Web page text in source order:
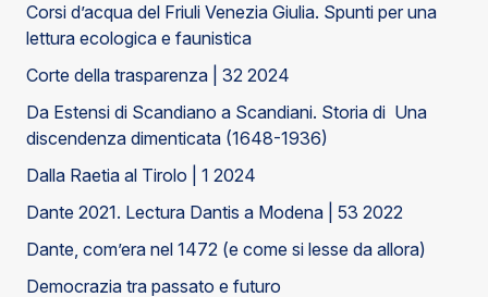
Corsi d’acqua del Friuli Venezia Giulia. Spunti per una
lettura ecologica e faunistica
Corte della trasparenza | 32 2024
Da Estensi di Scandiano a Scandiani. Storia di Una
discendenza dimenticata (1648-1936)
Dalla Raetia al Tirolo | 1 2024
Dante 2021. Lectura Dantis a Modena | 53 2022
Dante, com’era nel 1472 (e come si lesse da allora)
Democrazia tra passato e futuro